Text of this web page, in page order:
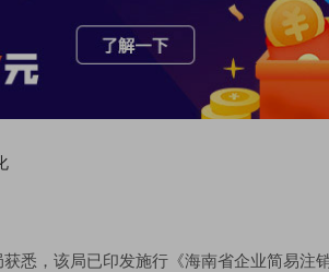
悉，该局已印发施行《海南省企业简易注